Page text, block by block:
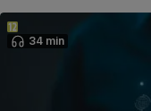
34 min